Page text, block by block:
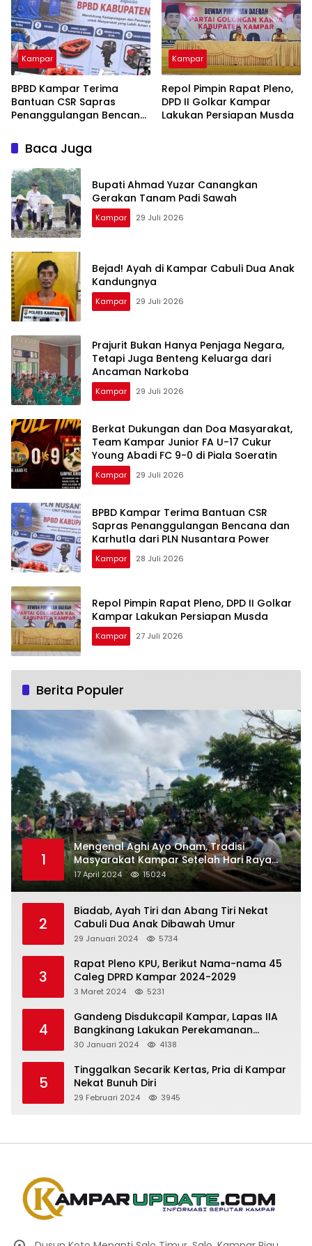
Kampar
BPBD Kampar Terima
Bantuan CSR Sapras
Penanggulangan Bencana
Nusantara Power
Kampar
Repol Pimpin Rapat Pleno,
DPD II Golkar Kampar
Lakukan Persiapan Musda
Baca Juga
Bupati Ahmad Yuzar Canangkan
Gerakan Tanam Padi Sawah
Kampar 29 Juli 2026
Bejad! Ayah di Kampar Cabuli Dua Anak
Kandungnya
Kampar 29 Juli 2026
Prajurit Bukan Hanya Penjaga Negara,
Tetapi Juga Benteng Keluarga dari
Ancaman Narkoba
Kampar 29 Juli 2026
Berkat Dukungan dan Doa Masyarakat,
Team Kampar Junior FA U-17 Cukur
Young Abadi FC 9-0 di Piala Soeratin
Kampar 29 Juli 2026
BPBD Kampar Terima Bantuan CSR
Sapras Penanggulangan Bencana dan
Karhutla dari PLN Nusantara Power
Kampar 28 Juli 2026
Repol Pimpin Rapat Pleno, DPD II Golkar
Kampar Lakukan Persiapan Musda
Kampar 27 Juli 2026
Berita Populer
1
Mengenal Aghi Ayo Onam, Tradisi
Masyarakat Kampar Setelah Hari Raya
Idul Fitri
17 April 2024 15024
2
Biadab, Ayah Tiri dan Abang Tiri Nekat
Cabuli Dua Anak Dibawah Umur
29 Januari 2024 5734
3
Rapat Pleno KPU, Berikut Nama-nama 45
3 Maret 2024 5231
4
Gandeng Disdukcapil Kampar, Lapas IIA
Bangkinang Lakukan Perekamanan
Kependudukan WBP
30 Januari 2024 4138
5
Tinggalkan Secarik Kertas, Pria di Kampar
Nekat Bunuh Diri
29 Februari 2024 3945